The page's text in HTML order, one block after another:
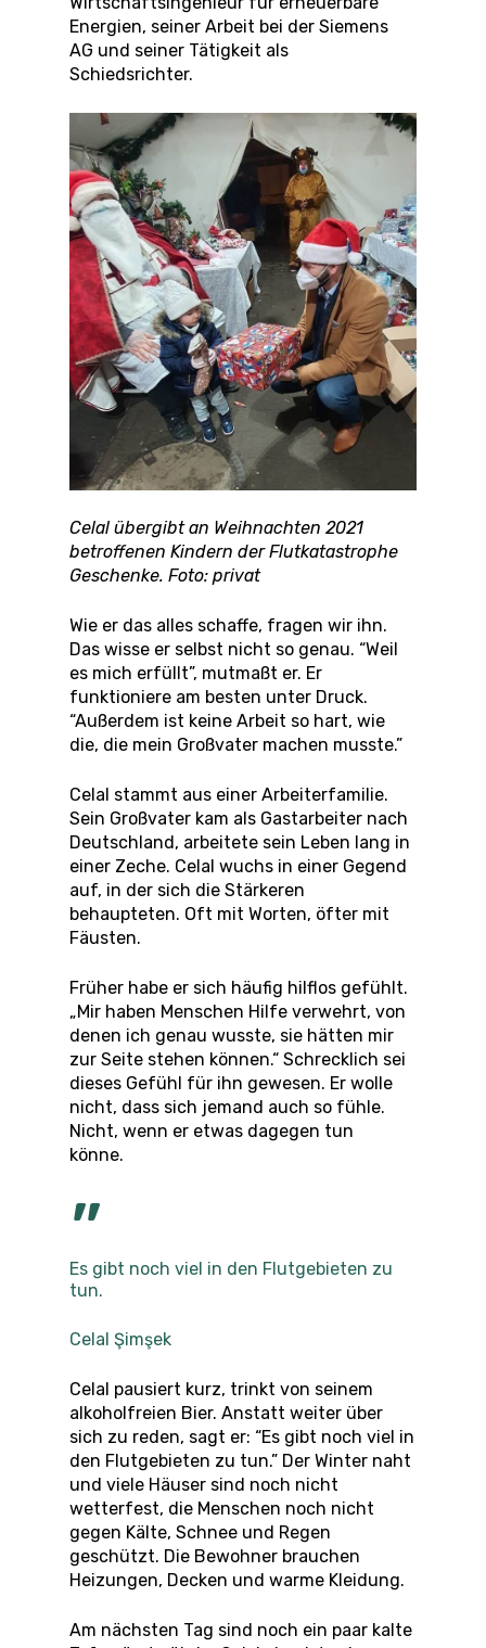
Energien, seiner Arbeit bei der Siemens
AG und seiner Tätigkeit als
Schiedsrichter.
Celal übergibt an Weihnachten 2021
betroffenen Kindern der Flutkatastrophe
Geschenke. Foto: privat
Wie er das alles schaffe, fragen wir ihn.
Das wisse er selbst nicht so genau. “Weil
es mich erfüllt”, mutmaßt er. Er
funktioniere am besten unter Druck.
“Außerdem ist keine Arbeit so hart, wie
die, die mein Großvater machen musste.”
Celal stammt aus einer Arbeiterfamilie.
Sein Großvater kam als Gastarbeiter nach
Deutschland, arbeitete sein Leben lang in
einer Zeche. Celal wuchs in einer Gegend
auf, in der sich die Stärkeren
behaupteten. Oft mit Worten, öfter mit
Fäusten.
Früher habe er sich häufig hilflos gefühlt.
„Mir haben Menschen Hilfe verwehrt, von
denen ich genau wusste, sie hätten mir
zur Seite stehen können.“ Schrecklich sei
dieses Gefühl für ihn gewesen. Er wolle
nicht, dass sich jemand auch so fühle.
Nicht, wenn er etwas dagegen tun
könne.
”
Es gibt noch viel in den Flutgebieten zu
tun.
Celal Şimşek
Celal pausiert kurz, trinkt von seinem
alkoholfreien Bier. Anstatt weiter über
sich zu reden, sagt er: “Es gibt noch viel in
den Flutgebieten zu tun.” Der Winter naht
und viele Häuser sind noch nicht
wetterfest, die Menschen noch nicht
gegen Kälte, Schnee und Regen
geschützt. Die Bewohner brauchen
Heizungen, Decken und warme Kleidung.
Am nächsten Tag sind noch ein paar kalte